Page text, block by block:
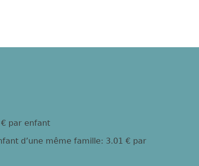
par enfant
d’une même famille: 3.01 € par